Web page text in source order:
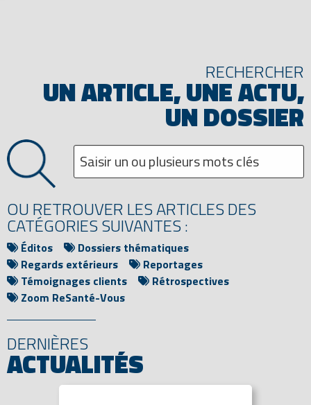
RECHERCHER
UN ARTICLE, UNE ACTU,
UN DOSSIER
OU RETROUVER LES ARTICLES DES
CATÉGORIES SUIVANTES :
Éditos
Dossiers thématiques
Regards extérieurs
Reportages
Témoignages clients
Rétrospectives
Zoom ReSanté-Vous
DERNIÈRES
ACTUALITÉS